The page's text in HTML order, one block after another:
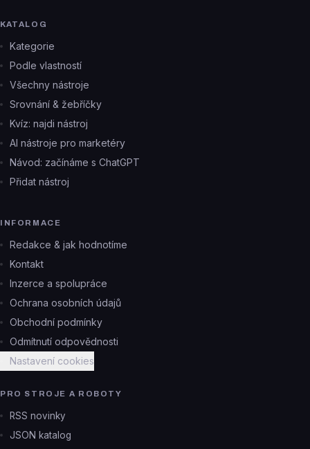
KATALOG
Kategorie
Podle vlastností
Všechny nástroje
Srovnání & žebříčky
Kvíz: najdi nástroj
AI nástroje pro marketéry
Návod: začínáme s ChatGPT
Přidat nástroj
INFORMACE
Redakce & jak hodnotíme
Kontakt
Inzerce a spolupráce
Ochrana osobních údajů
Obchodní podmínky
Odmítnutí odpovědnosti
Nastavení cookies
PRO STROJE A ROBOTY
RSS novinky
JSON katalog